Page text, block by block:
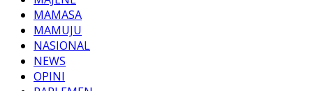
MAMASA
MAMUJU
NASIONAL
NEWS
OPINI